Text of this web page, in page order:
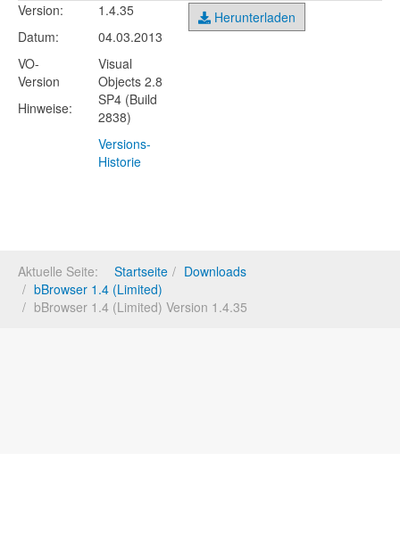
Version:
Datum:
VO-
Version
Hinweise:
1.4.35
04.03.2013
Visual
Objects 2.8
SP4 (Build
2838)
Versions-
Historie
Herunterladen
Aktuelle Seite: Startseite
Downloads
bBrowser 1.4 (Limited)
bBrowser 1.4 (Limited) Version 1.4.35